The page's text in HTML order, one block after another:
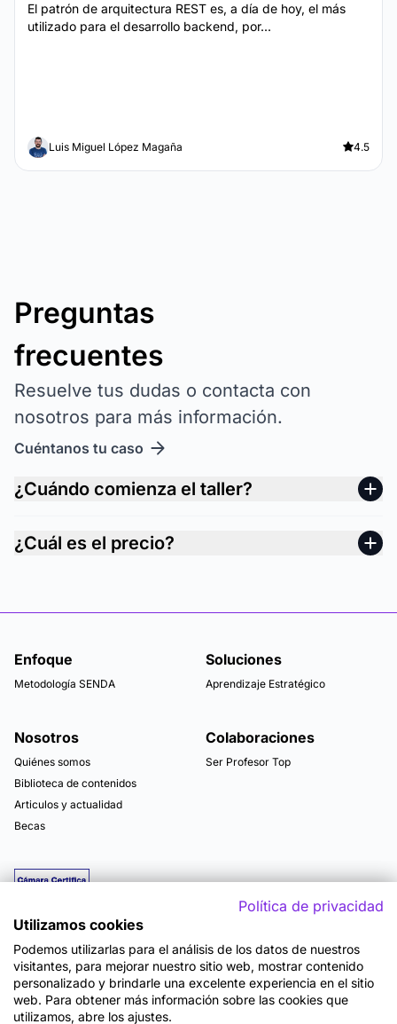
El patrón de arquitectura REST es, a día de hoy, el más
utilizado para el desarrollo backend, por...
Luis Miguel López Magaña 4.5
Preguntas
frecuentes
Resuelve tus dudas o contacta con
nosotros para más información.
Cuéntanos tu caso
¿Cuándo comienza el taller?
¿Cuál es el precio?
Enfoque
Metodología SENDA
Soluciones
Aprendizaje Estratégico
Nosotros
Quiénes somos
Biblioteca de contenidos
Articulos y actualidad
Becas
Colaboraciones
Ser Profesor Top
Mapa del sitio Términos y Condiciones de Uso
Política de privacidad
Utilizamos cookies
Podemos utilizarlas para el análisis de los datos de nuestros
visitantes, para mejorar nuestro sitio web, mostrar contenido
personalizado y brindarle una excelente experiencia en el sitio
web. Para obtener más información sobre las cookies que
utilizamos, abre los ajustes.